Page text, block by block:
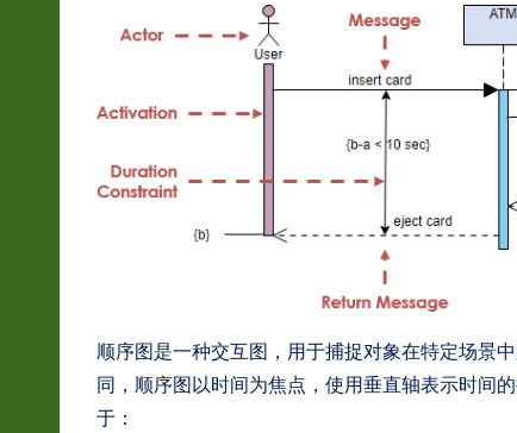
hi
顺序图是一种交互图，用于捕捉对象在特定场景
同，顺序图以时间为焦点，使用垂直轴表示时间
于：